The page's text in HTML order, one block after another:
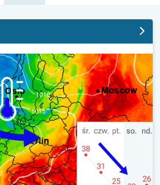
ochłodzenie. Męczący upał. . .